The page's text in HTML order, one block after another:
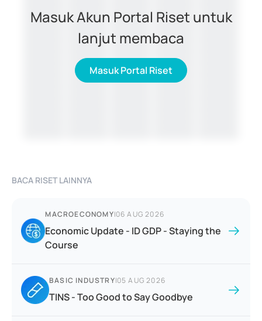
Masuk Akun Portal Riset untuk
lanjut membaca
Masuk Portal Riset
BACA RISET LAINNYA
MACROECONOMY|06 AUG 2026
Economic Update - ID GDP - Staying the
Course
BASIC INDUSTRY|05 AUG 2026
TINS - Too Good to Say Goodbye